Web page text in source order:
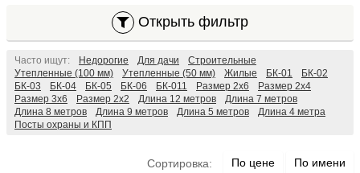
Наши работы
Сопутствующие товары
О компании
Контакты
— м
Открыть фильтр
Часто ищут: Недорогие Для дачи
Строительные
Утепленные (100 мм)
Утепленные (50 мм) Жилые БК-01
БК-02
БК-03
БК-04 БК-05 БК-06 БК-011 Размер 2х6
Размер 2х4
Размер 3х6
Размер 2х2 Длина 12 метров
Длина 7 метров
Длина 8 метров
Длина 9 метров Длина 5 метров
Длина 4 метра
Посты охраны и КПП
Сортировка: По цене По имени